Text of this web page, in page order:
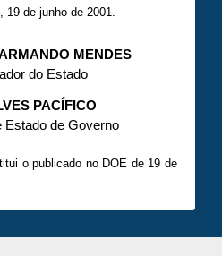
19 de junho de 2001.
MENDES
do Estado
PACÍFICO
Estado de Governo
o publicado no DOE de 19 de